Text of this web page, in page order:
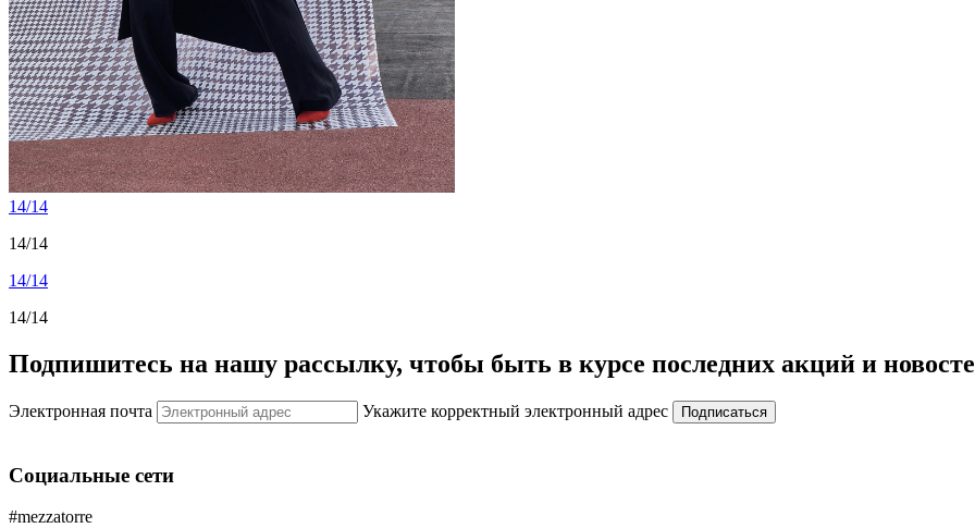
14/14
14/14
14/14
14/14
Подпишитесь на нашу рассылку, чтобы быть в курсе последних акций и
Электронная почта Укажите корректный электронный адрес Подписаться
Социальные сети
#mezzatorre